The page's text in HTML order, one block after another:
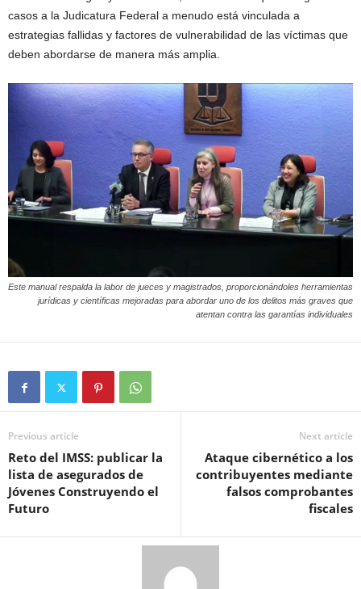
casos a la Judicatura Federal a menudo está vinculada a
estrategias fallidas y factores de vulnerabilidad de las víctimas que
deben abordarse de manera más amplia.
Este manual respalda la labor de jueces y magistrados, proporcionándoles herramientas
jurídicas y científicas mejoradas para abordar uno de los delitos más graves que
atentan contra las garantías individuales
Previous article
Reto del IMSS: publicar la
lista de asegurados de
Jóvenes Construyendo el
Futuro
Next article
Ataque cibernético a los
contribuyentes mediante
falsos comprobantes
fiscales